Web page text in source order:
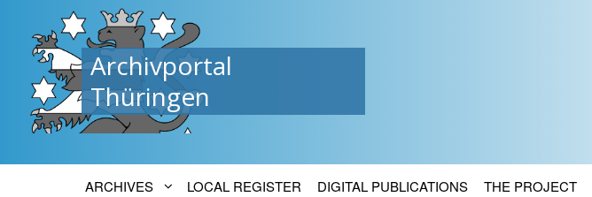
Archivportal
Thüringen
ARCHIVES LOCAL REGISTER DIGITAL PUBLICATIONS THE PROJECT